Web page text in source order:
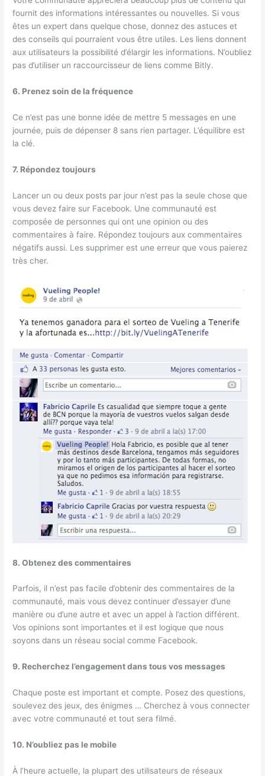
fournit des informations intéressantes ou nouvelles. Si vous
êtes un expert dans quelque chose, donnez des astuces et
des conseils qui pourraient vous être utiles. Les liens donnent
aux utilisateurs la possibilité d’élargir les informations. N’oubliez
pas d’utiliser un raccourcisseur de liens comme Bitly.
6. Prenez soin de la fréquence
Ce n’est pas une bonne idée de mettre 5 messages en une
journée, puis de dépenser 8 sans rien partager. L’équilibre est
la clé.
7. Répondez toujours
Lancer un ou deux posts par jour n’est pas la seule chose que
vous devez faire sur Facebook. Une communauté est
composée de personnes qui ont une opinion ou des
commentaires à faire. Répondez toujours aux commentaires
négatifs aussi. Les supprimer est une erreur que vous paierez
très cher.
8. Obtenez des commentaires
Parfois, il n’est pas facile d’obtenir des commentaires de la
communauté, mais vous devez continuer d’essayer d’une
manière ou d’une autre et avec un appel à l’action différent.
Vos opinions sont importantes et il est logique que nous
soyons dans un réseau social comme Facebook.
9. Recherchez l’engagement dans tous vos messages
Chaque poste est important et compte. Posez des questions,
soulevez des jeux, des énigmes … Cherchez à vous connecter
avec votre communauté et tout sera filmé.
10. N’oubliez pas le mobile
À l’heure actuelle, la plupart des utilisateurs de réseaux